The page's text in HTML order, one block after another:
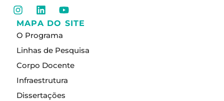
I
n
s
t
a
g
r
a
m
L
i
n
k
e
d
i
n
Y
o
u
u
b
e
MAPA DO SITE
O Programa
Linhas de Pesquisa
Corpo Docente
Infraestrutura
Dissertações